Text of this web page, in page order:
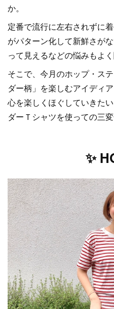
か。
定番で流行に左右されずに
がパターン化して新鮮さが
って見えるなどの悩みもよく
そこで、今月のホップ・ス
ダー柄」を楽しむアイディ
心を楽しくほぐしていきた
ダーＴシャツを使っての三変
✨